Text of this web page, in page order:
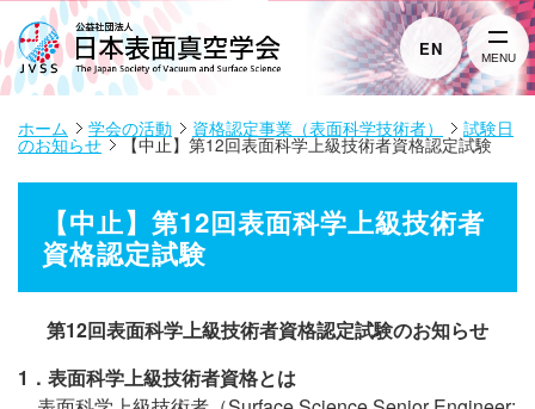
EN MENU
ホーム 学会の活動 資格認定事業（表面科学技術者） 試験日
のお知らせ 【中止】第12回表面科学上級技術者資格認定試験
【中止】第12回表面科学上級技術者
資格認定試験
第12回表面科学上級技術者資格認定試験のお知らせ
1．表面科学上級技術者資格とは